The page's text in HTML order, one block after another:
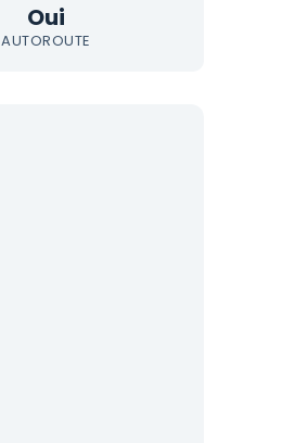
Oui
AUTOROUTE